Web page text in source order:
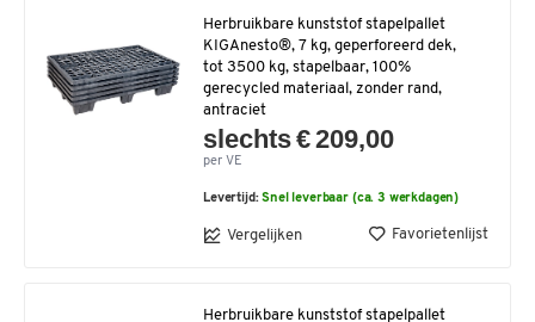
Herbruikbare kunststof stapelpallet
KIGAnesto®, 7 kg, geperforeerd dek,
tot 3500 kg, stapelbaar, 100%
gerecycled materiaal, zonder rand,
antraciet
slechts € 209,00
per VE
Levertijd:Snel leverbaar (ca. 3 werkdagen)
Vergelijken Favorietenlijst
Herbruikbare kunststof stapelpallet